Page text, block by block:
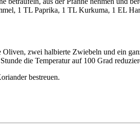
1 TL Paprika, 1 TL Kurkuma, 1 EL
zwei halbierte Zwiebeln und ein
die Temperatur auf 100 Grad
bestreuen.